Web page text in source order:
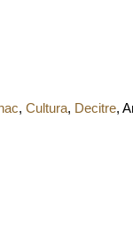
,Cultura, Decitre,